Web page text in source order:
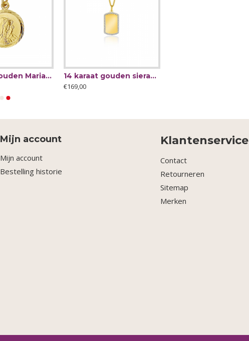
14 karaat gouden Maria bedel 14mm - 63638
14 karaat gouden sieraad van ZINZIgraveer plaatje rechthoek 14mm - 63163
€169,00
Mijn account
Mijn account
Bestelling historie
Klantenservice
Contact
Retourneren
Sitemap
Merken